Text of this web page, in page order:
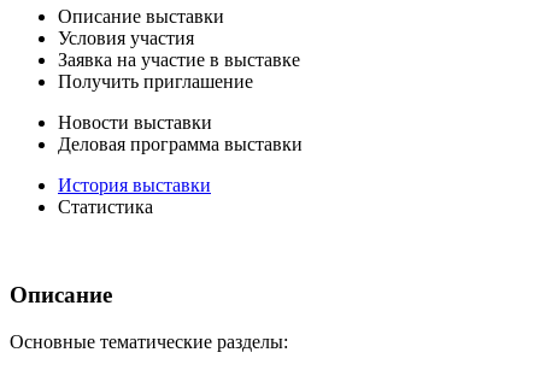
Описание выставки
Условия участия
Заявка на участие в выставке
Получить приглашение
Новости выставки
Деловая программа выставки
История выставки
Статистика
Описание
Основные тематические разделы: